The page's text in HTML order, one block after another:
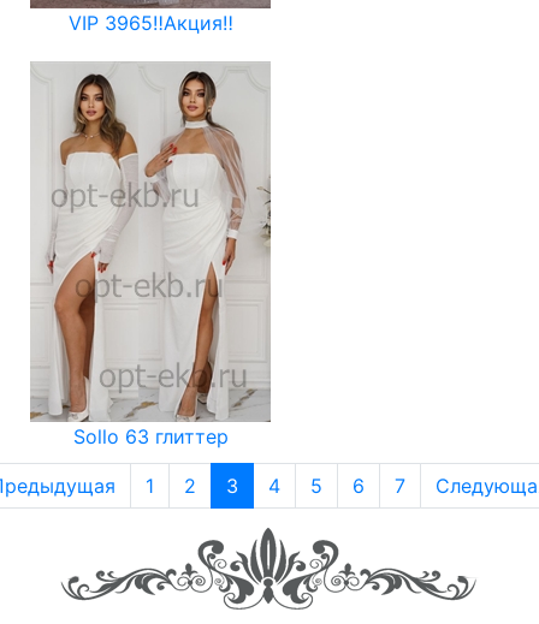
VIP 3965‼️Акция‼️
Sollo 63 глиттер
1 2 3 4 5 6 7